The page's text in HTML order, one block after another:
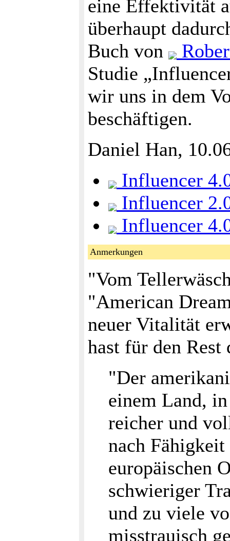
eine Effektivität
überhaupt
Buch von
Studie
wir uns in dem
beschäftigen.
Daniel Han,
Influencer
Influencer
Influencer
Anmerkungen
"Vom
"American
neuer Vitalität
hast für den Rest
"Der
einem Land,
reicher und
nach
europäischen
schwieriger
und zu viele
misstrauisch